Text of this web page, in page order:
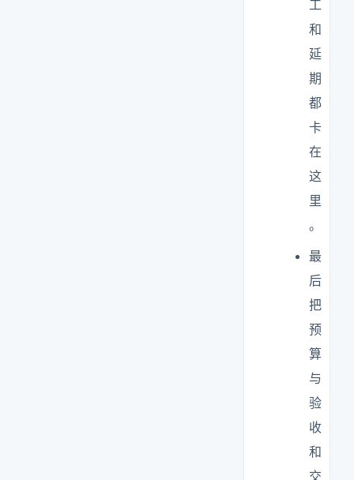
工
和
延
期
都
卡
在
这
里
。
最
后
把
预
算
与
验
收
和
交